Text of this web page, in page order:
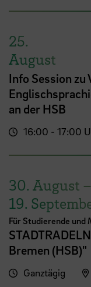
25.
August
Info Session
an der HSB
16:00 - 17:00
30. August –
19.
Für Studierende
Bremen (HSB)"
Ganztägig